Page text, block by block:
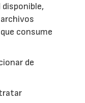
consume
de